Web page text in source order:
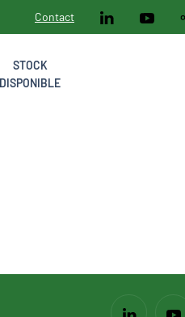
Contact
STOCK
DISPONIBLE